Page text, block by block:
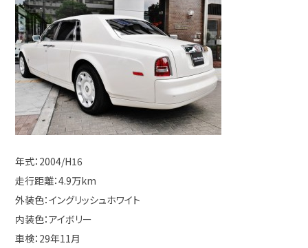
年式：2004/H16
走行距離：4.9万km
外装色：イングリッシュホワイト
内装色：アイボリー
車検：29年11月